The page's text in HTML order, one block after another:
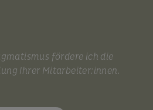
fördere ich die
Ihrer Mitarbeiter:innen.